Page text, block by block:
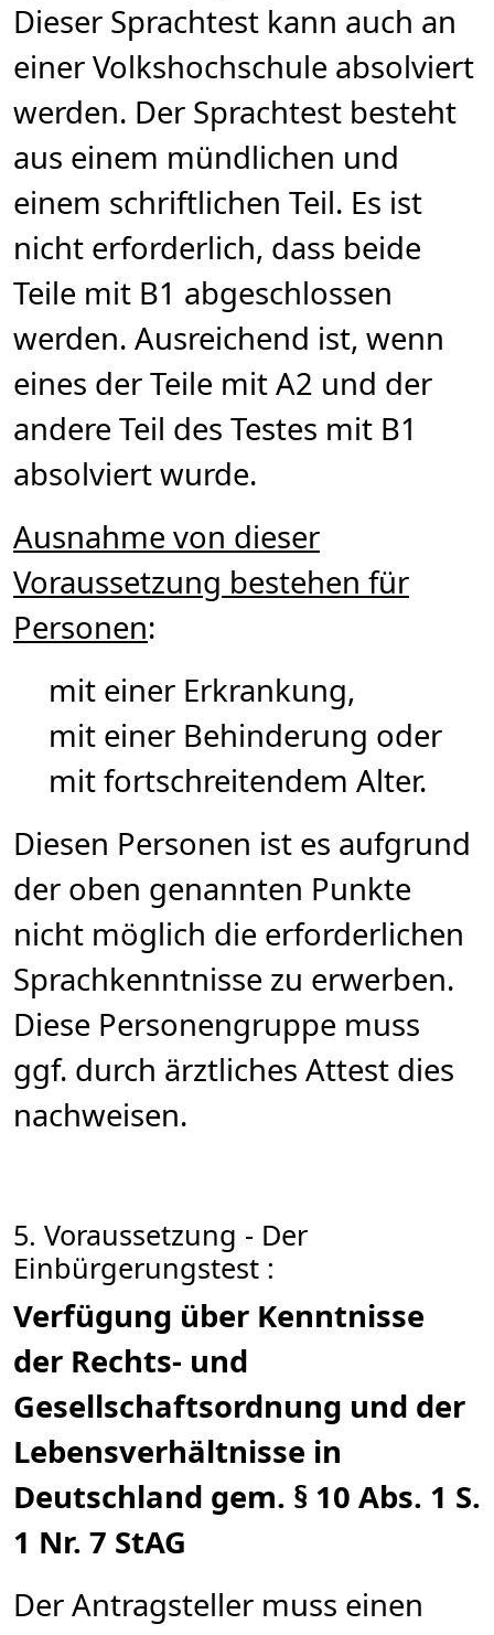
Dieser Sprachtest kann auch an
einer Volkshochschule absolviert
werden. Der Sprachtest besteht
aus einem mündlichen und
einem schriftlichen Teil. Es ist
nicht erforderlich, dass beide
Teile mit B1 abgeschlossen
werden. Ausreichend ist, wenn
eines der Teile mit A2 und der
andere Teil des Testes mit B1
absolviert wurde.
Ausnahme von dieser
Voraussetzung bestehen für
Personen:
mit einer Erkrankung,
mit einer Behinderung oder
mit fortschreitendem Alter.
Diesen Personen ist es aufgrund
der oben genannten Punkte
nicht möglich die erforderlichen
Sprachkenntnisse zu erwerben.
Diese Personengruppe muss
ggf. durch ärztliches Attest dies
nachweisen.
5. Voraussetzung - Der
Einbürgerungstest :
Verfügung über Kenntnisse
der Rechts- und
Gesellschaftsordnung und der
Lebensverhältnisse in
Deutschland gem. § 10 Abs. 1 S.
1 Nr. 7 StAG
Der Antragsteller muss einen